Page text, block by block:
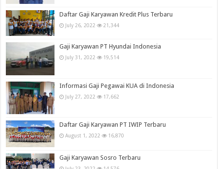
Daftar Gaji Karyawan Kredit Plus Terbaru
July 26, 2022 21,344
Gaji Karyawan PT Hyundai Indonesia
July 31, 2022 19,514
Informasi Gaji Pegawai KUA di Indonesia
July 27, 2022 17,662
Daftar Gaji Karyawan PT IWIP Terbaru
August 1, 2022 16,870
Gaji Karyawan Sosro Terbaru